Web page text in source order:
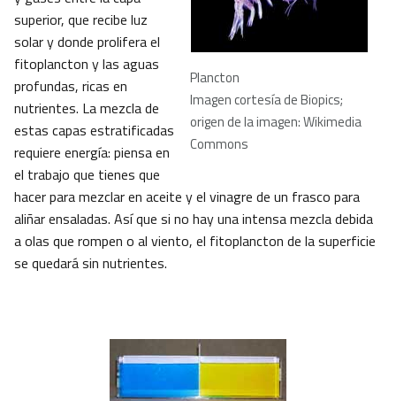
Plancton
Imagen cortesía de Biopics;
origen de la imagen: Wikimedia
Commons
superior, que recibe luz
solar y donde prolifera el
fitoplancton y las aguas
profundas, ricas en
nutrientes. La mezcla de
estas capas estratificadas
requiere energía: piensa en
el trabajo que tienes que
hacer para mezclar en aceite y el vinagre de un frasco para
aliñar ensaladas. Así que si no hay una intensa mezcla debida
a olas que rompen o al viento, el fitoplancton de la superficie
se quedará sin nutrientes.